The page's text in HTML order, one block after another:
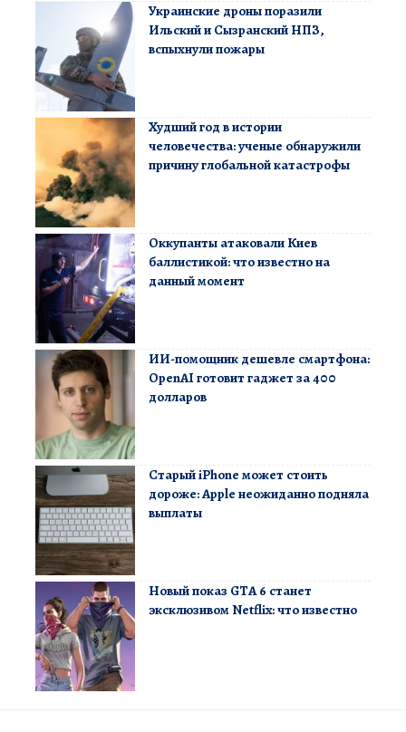
Украинские дроны поразили
Ильский и Сызранский НПЗ,
вспыхнули пожары
Худший год в истории
человечества: ученые обнаружили
причину глобальной катастрофы
Оккупанты атаковали Киев
баллистикой: что известно на
данный момент
ИИ-помощник дешевле смартфона:
OpenAI готовит гаджет за 400
долларов
Старый iPhone может стоить
дороже: Apple неожиданно подняла
выплаты
Новый показ GTA 6 станет
эксклюзивом Netflix: что известно